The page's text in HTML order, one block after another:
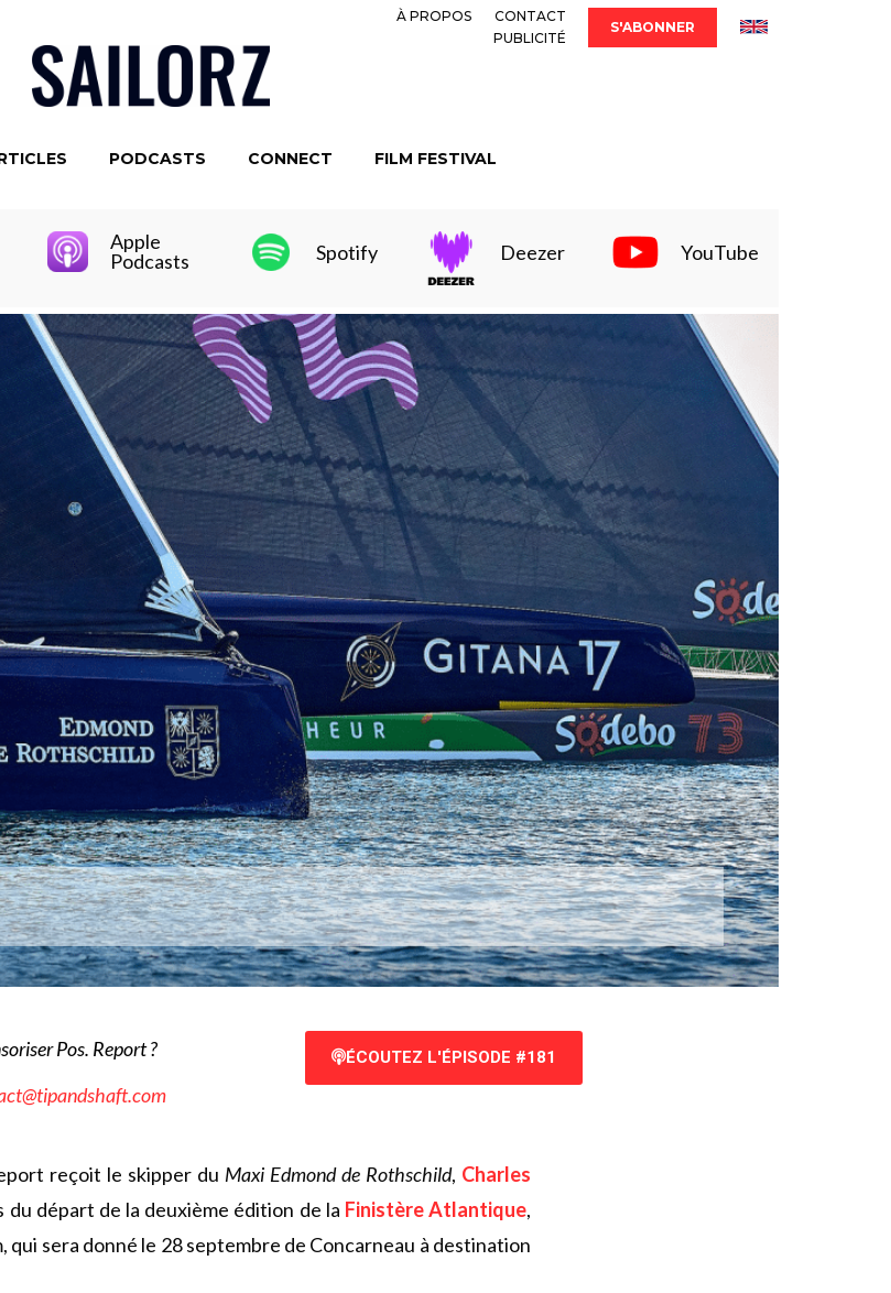
À PROPOS
CONTACT
PUBLICITÉ
S'ABONNER
PODCASTS CONNECT FILM FESTIVAL
Apple
Podcasts
Spotify Deezer YouTube
Pos. Report ?
ÉCOUTEZ L'ÉPISODE #181
reçoit le skipper du Maxi Edmond de Rothschild, Charles
du départ de la deuxième édition de la Finistère Atlantique,
qui sera donné le 28 septembre de Concarneau à destination